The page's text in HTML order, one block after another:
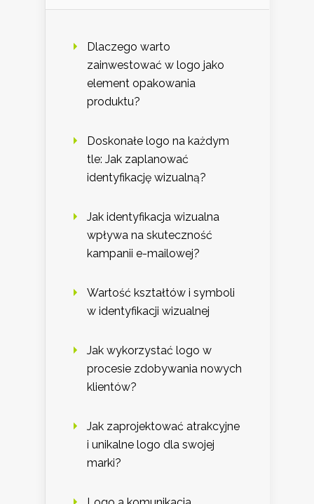
Dlaczego warto
zainwestować w logo jako
element opakowania
produktu?
Doskonałe logo na każdym
tle: Jak zaplanować
identyfikację wizualną?
Jak identyfikacja wizualna
wpływa na skuteczność
kampanii e-mailowej?
Wartość kształtów i symboli
w identyfikacji wizualnej
Jak wykorzystać logo w
procesie zdobywania nowych
klientów?
Jak zaprojektować atrakcyjne
i unikalne logo dla swojej
marki?